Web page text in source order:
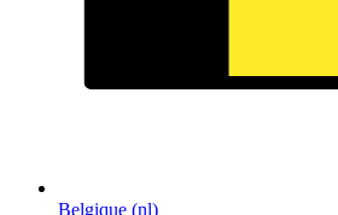
Belgique (nl)